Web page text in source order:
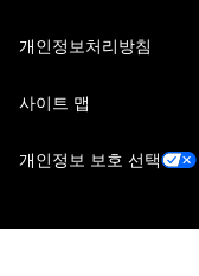
개인정보처리방침
사이트 맵
개인정보 보호 선택